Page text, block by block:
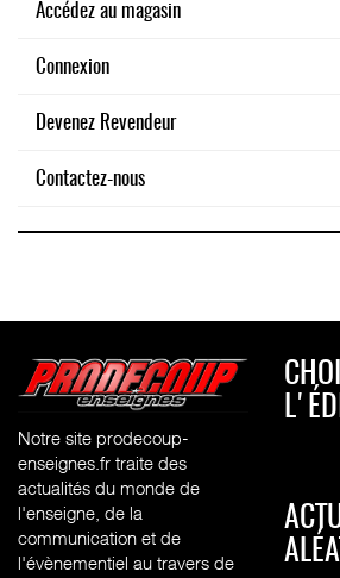
Accédez au magasin
Connexion
Devenez Revendeur
Contactez-nous
Notre site prodecoup-
enseignes.fr traite des
actualités du monde de
l'enseigne, de la
communication et de
l'évènementiel au travers de